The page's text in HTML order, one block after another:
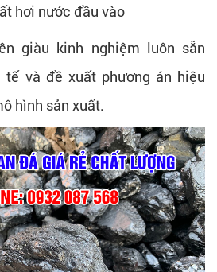
hơi nước đầu vào
giàu kinh nghiệm luôn sẵn
tế và đề xuất phương án hiệu
hình sản xuất.